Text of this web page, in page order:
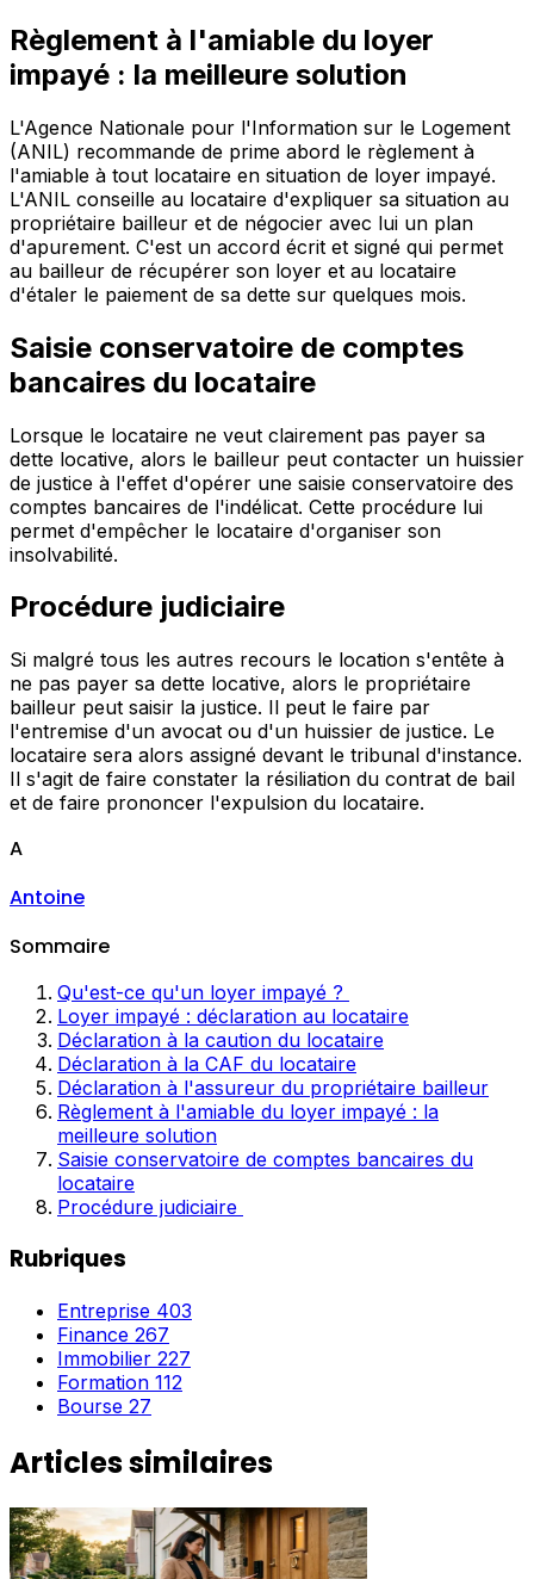
Règlement à l'amiable du loyer
impayé : la meilleure solution
L'Agence Nationale pour l'Information sur le Logement
(ANIL) recommande de prime abord le règlement à
l'amiable à tout locataire en situation de loyer impayé.
L'ANIL conseille au locataire d'expliquer sa situation au
propriétaire bailleur et de négocier avec lui un plan
d'apurement. C'est un accord écrit et signé qui permet
au bailleur de récupérer son loyer et au locataire
d'étaler le paiement de sa dette sur quelques mois.
Saisie conservatoire de comptes
bancaires du locataire
Lorsque le locataire ne veut clairement pas payer sa
dette locative, alors le bailleur peut contacter un huissier
de justice à l'effet d'opérer une saisie conservatoire des
comptes bancaires de l'indélicat. Cette procédure lui
permet d'empêcher le locataire d'organiser son
insolvabilité.
Procédure judiciaire
Si malgré tous les autres recours le location s'entête à
ne pas payer sa dette locative, alors le propriétaire
bailleur peut saisir la justice. Il peut le faire par
l'entremise d'un avocat ou d'un huissier de justice. Le
locataire sera alors assigné devant le tribunal d'instance.
Il s'agit de faire constater la résiliation du contrat de bail
et de faire prononcer l'expulsion du locataire.
A
Antoine
Sommaire
Qu'est-ce qu'un loyer impayé ?
Loyer impayé : déclaration au locataire
Déclaration à la caution du locataire
Déclaration à la CAF du locataire
Déclaration à l'assureur du propriétaire bailleur
Règlement à l'amiable du loyer impayé : la
meilleure solution
Saisie conservatoire de comptes bancaires du
locataire
Procédure judiciaire
Rubriques
Entreprise 403
Finance 267
Immobilier 227
Formation 112
Bourse 27
Articles similaires